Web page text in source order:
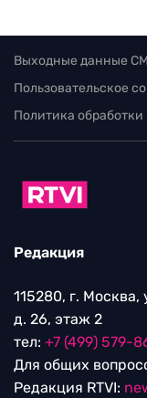
Выходные данные
Пользовательское
Политика
Редакция
115280, г.
д. 26, этаж 2
тел: +7 (499) 579-
Для общих
Редакция RTVI: